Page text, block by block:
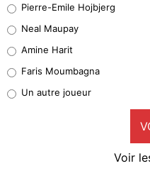
4%
1%
9%
Pierre-Emile Hojbjerg
Neal Maupay
Amine Harit
Faris Moumbagna
Un autre joueur
Voir